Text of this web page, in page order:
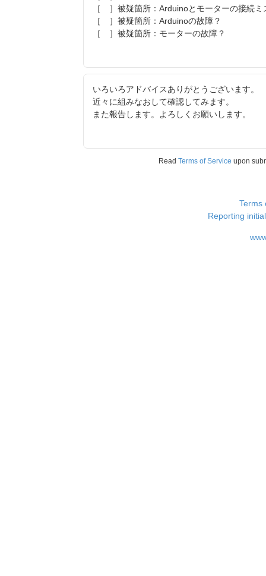
［ ］被疑箇所：Arduinoとモーターの接続ミ
［ ］被疑箇所：Arduinoの故障？
［ ］被疑箇所：モーターの故障？
いろいろアドバイスありがとうございます。
近々に組みなおして確認してみます。
また報告します。よろしくお願いします。
Read Terms of Service upon
Terms
Reporting